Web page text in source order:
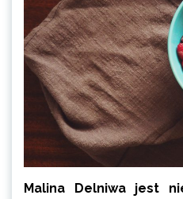
Malina Delniwa jest